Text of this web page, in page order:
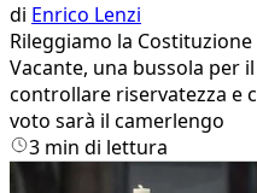
di Enrico Lenzi
Rileggiamo la
Vacante, una bussola per
controllare riservatezza e
voto sarà il camerlengo
3 min di lettura